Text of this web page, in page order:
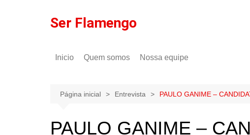
Ser Flamengo
Inicio Quem somos
Política de privacidade
Nossa equipe
Gilson Lima
Página inicial Entrevista PAULO GANIME –
PAULO GANIME –